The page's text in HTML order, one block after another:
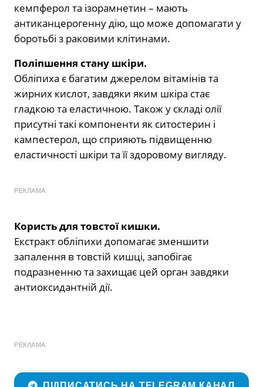
кемпферол та ізорамнетин – мають
антиканцерогенну дію, що може допомагати у
боротьбі з раковими клітинами.
Поліпшення стану шкіри.
Обліпиха є багатим джерелом вітамінів та
жирних кислот, завдяки яким шкіра стає
гладкою та еластичною. Також у складі олії
присутні такі компоненти як ситостерин і
кампестерол, що сприяють підвищенню
еластичності шкіри та її здоровому вигляду.
РЕКЛАМА
Користь для товстої кишки.
Екстракт обліпихи допомагає зменшити
запалення в товстій кишці, запобігає
подразненню та захищає цей орган завдяки
антиоксидантній дії.
РЕКЛАМА